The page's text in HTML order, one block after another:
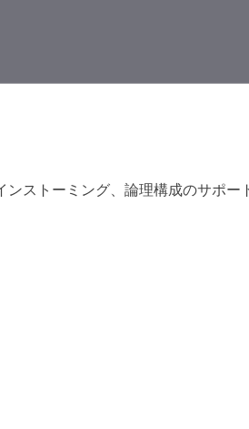
ンストーミング、論理構成のサポー